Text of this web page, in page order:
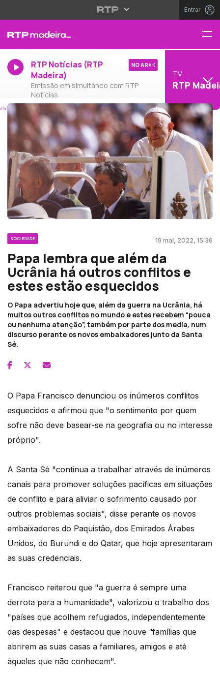
Entrar
RTP Notícias (RTP
Madeira)
Emissão em simultâneo com RTP
Notícias
NO AR
TV
RTP
SOCIEDADE 19 mai, 2022, 15:36
Papa lembra que além da
Ucrânia há outros conflitos e
estes estão esquecidos
O Papa advertiu hoje que, além da guerra na Ucrânia, há
muitos outros conflitos no mundo e estes recebem “pouca
ou nenhuma atenção”, também por parte dos media, num
discurso perante os novos embaixadores junto da Santa
Sé.
O Papa Francisco denunciou os inúmeros conflitos
esquecidos e afirmou que "o sentimento por quem
sofre não deve basear-se na geografia ou no interesse
próprio".
A Santa Sé "continua a trabalhar através de inúmeros
canais para promover soluções pacíficas em situações
de conflito e para aliviar o sofrimento causado por
outros problemas sociais", disse perante os novos
embaixadores do Paquistão, dos Emirados Árabes
Unidos, do Burundi e do Qatar, que hoje apresentaram
as suas credenciais.
Francisco reiterou que "a guerra é sempre uma
derrota para a humanidade", valorizou o trabalho dos
"países que acolhem refugiados, independentemente
das despesas" e destacou que houve “famílias que
abrirem as suas casas a familiares, amigos e até
àqueles que não conhecem".